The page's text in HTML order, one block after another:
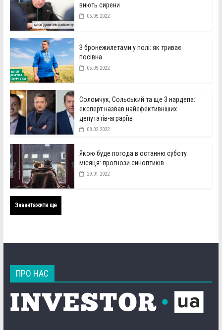
виють сирени
05.05.2022
З бронежилетами у полі: як триває
посівна
05.05.2022
Соломчук, Сольський та ще 3 нардепа:
експерт назвав найефективніших
депутатів-аграріїв
08.02.2022
Якою буде погода в останню суботу
місяця: прогнози синоптиків
29.01.2022
Завантажити ще
ПРО НАС